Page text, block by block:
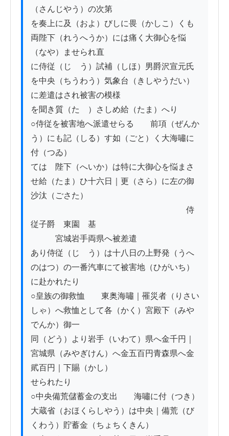
（さんじやう）の次第
を奏上に及（およ）びしに畏（かしこ）くも
両陛下（れうへうか）には痛く大御心を悩
（なや）ませられ直
に侍従（じゞう）試補（しほ）男爵沢宣元氏
を中央（ちうわう）気象台（きしやうだい）
に差遣はされ被害の模様
を聞き質（たゞ）さしめ給（たま）へり
○侍従を被害地へ派遣せらる　　前項（ぜんか
う）にも記（しる）す如（ごと）く大海嘯に
付（つゐ）
ては　陛下（へいか）は特に大御心を悩まさ
せ給（たま）ひ十六日｜更（さら）に左の御
沙汰（ごさた）
侍
従子爵　東園　基
宮城岩手両県へ被差遣
あり侍従（じゞう）は十八日の上野発（うへ
のはつ）の一番汽車にて被害地（ひがいち）
に赴かれたり
○皇族の御救恤　　東奥海嘯｜罹災者（りさい
しゃ）へ救恤として各（かく）宮殿下（みや
でんか）御一
同（どう）より岩手（いわて）県へ金千円｜
宮城県（みやぎけん）へ金五百円青森県へ金
貮百円｜下賜（かし）
せられたり
○中央備荒儲蓄金の支出　　海嘯に付（つき）
大蔵省（おほくらしやう）は中央｜備荒（び
くわう）貯蓄金（ちょちくきん）